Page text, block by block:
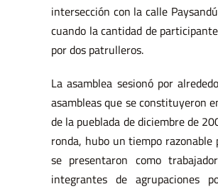
intersección con la calle
cuando la cantidad de
por dos patrulleros.
La asamblea sesionó por
asambleas que se constituyeron
de la pueblada de diciembre de
ronda, hubo un tiempo razonable
se presentaron como
integrantes de